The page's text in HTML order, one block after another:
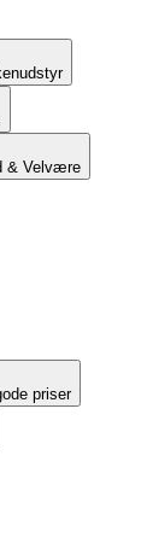
& Velvære
priser